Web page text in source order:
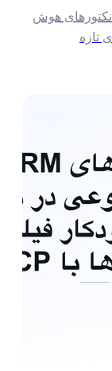
تیر ۱۴۰۵: کانکتورهای هوش